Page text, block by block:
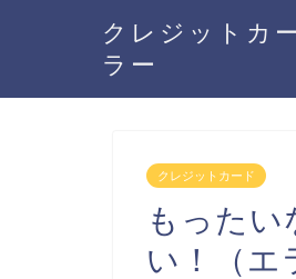
クレジットカ
ラー
クレジットカード
もったい
い！（エ